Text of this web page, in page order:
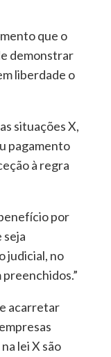
que o
demonstrar
liberdade o
situações X,
pagamento
à regra
por
seja
judicial, no
acarretar
lei X são